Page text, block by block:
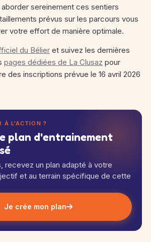
sereinement ces sentiers
prévus sur les parcours vous
votre effort de manière optimale.
du Bélier et suivez les dernières
pages dédiées de La Clusaz pour
des inscriptions prévue le 16 avril 2026
À L'ACTION ?
plan d'entrainement
recevez un plan adapté à votre
et au terrain spécifique de cette
Je crée mon plan